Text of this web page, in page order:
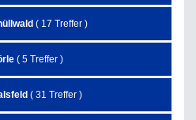
( 17 Treffer )
( 5 Treffer )
( 31 Treffer )